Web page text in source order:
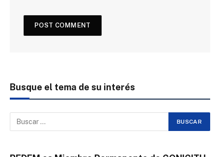
Busque el tema de su interés